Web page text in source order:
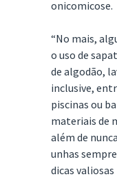
onicomicose.
“No mais,
o uso de
de algodão,
inclusive,
piscinas ou
materiais de
além de
unhas
dicas valiosas